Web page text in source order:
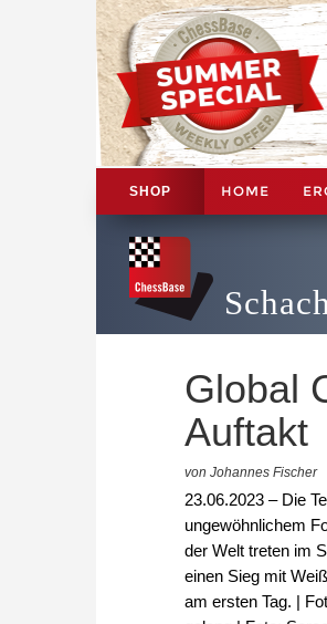
SHOP HOME
Global
Auftakt
von Johannes Fischer
23.06.2023 – Die
ungewöhnlichem
der Welt treten im
einen Sieg mit
am ersten Tag. |